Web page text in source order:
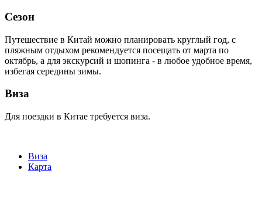
Сезон
Путешествие в Китай можно планировать круглый год, с
пляжным отдыхом рекомендуется посещать от марта по
октябрь, а для экскурсий и шопинга - в любое удобное время,
избегая середины зимы.
Виза
Для поездки в Китае требуется виза.
Виза
Карта